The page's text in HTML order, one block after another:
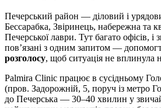
Печерський район — діловий і
Бессарабка, Звіринець, набережна та
Печерської лаври. Тут багато офісів, і
пов’язані з одним запитом —
розголосу, щоб ситуація не вплинула
Palmira Clinic працює в сусідньому
(пров. Задорожній, 5, поруч із метро
до Печерська — 30–40 хвилин у